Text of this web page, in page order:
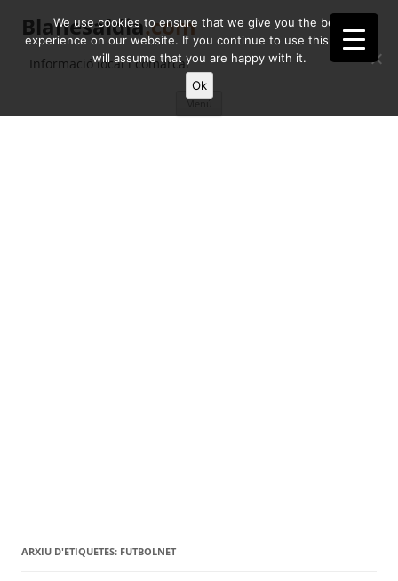
Blanesaldia.com
Informació local i comarcal
contingut
ARXIU D'ETIQUETES: FUTBOLNET
We use cookies to ensure that we give you the best
experience on our website. If you continue to use this site we
will assume that you are happy with it.
Ok